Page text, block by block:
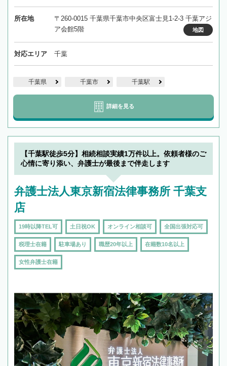
所在地
〒260-0015 千葉県千葉市中央区富士見1-2-3 千葉アジ
ア会館5階
地図
対応エリア 千葉
千葉県 千葉市 千葉駅
詳細を見る
【千葉駅徒歩5分】相続相談実績1万件以上。依頼者様のご
心情に寄り添い、弁護士が最後まで伴走します
弁護士法人東京新宿法律事務所 千葉支
店
19時以降TEL可 土日祝OK オンライン相談可 全国出張対応可
税理士在籍 駐車場あり 職歴20年以上 在籍数10名以上
女性弁護士在籍